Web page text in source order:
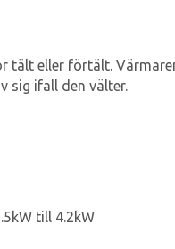
tält eller förtält.
sig ifall den välter.
till 4.2kW